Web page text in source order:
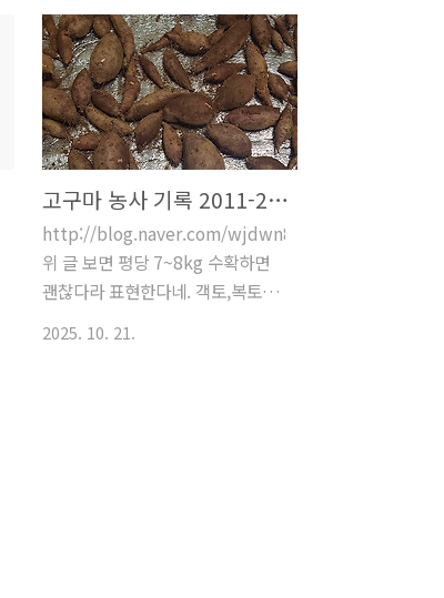
지점으로 사선을 긋는다면 왼쪽 절
반은 아주 빈약하고 오른쪽 부분은
그나마 나은 상태. 새로 조성한 밭
의 깨가 가장 성하다. 촘촘히 심었
더니 잡초도 많이 안 났다. 몇몇 깨
는 꽃이 피기 사작한다. 이번만 따
면 끝인것 같다. 6시에 도착해 한
시간 순을 땄더니 벌써 어둑하다.
하우스 뒤쪽으로 계속 토사가 3cm
쌓인다. 삽으로 퍼냈다. 무너진 폐
목에 칡이 휘감고 있어서 조금 정리
했다. 9/26(금) 밤은 9중, 감은 10
고구마 농사 기록 2011-2025
http://blog.naver.com/wjdwn808/221356466619
위 글 보면 평당 7~8kg 수확하면
괜찮다라 표현한다네. 객토,복토를
2025. 10. 21.